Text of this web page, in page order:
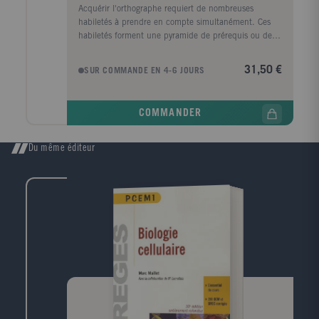
Acquérir l'orthographe requiert de nombreuses
habiletés à prendre en compte simultanément. Ces
habiletés forment une pyramide de prérequis ou de
personne qui a un langage pauvre, mal structuré va
aller plus loin si transcrire des sons en lettres exige
Comment découper l'écrit en mots si on n'en a pas
les difficultés s'accumulent. Ecrire devient une
opération qui exige des efforts inutiles. Ces efforts
requiert toujours un certain niveau d'attention,
notamment pour s'adapter aux exigences d'un texte.
Ce contrôle se porte principalement sur les subtilités
des accords. D'où l'intérêt d'alléger le nombre des
tâches en les automatisant au maximum. Tel est
l'objectif de ce livre qui propose des moyens et des
supports pour apprendre à gérer le poids de la charge
SUR COMMANDE EN 4-6 JOURS 31,50 €
COMMANDER
Du même éditeur